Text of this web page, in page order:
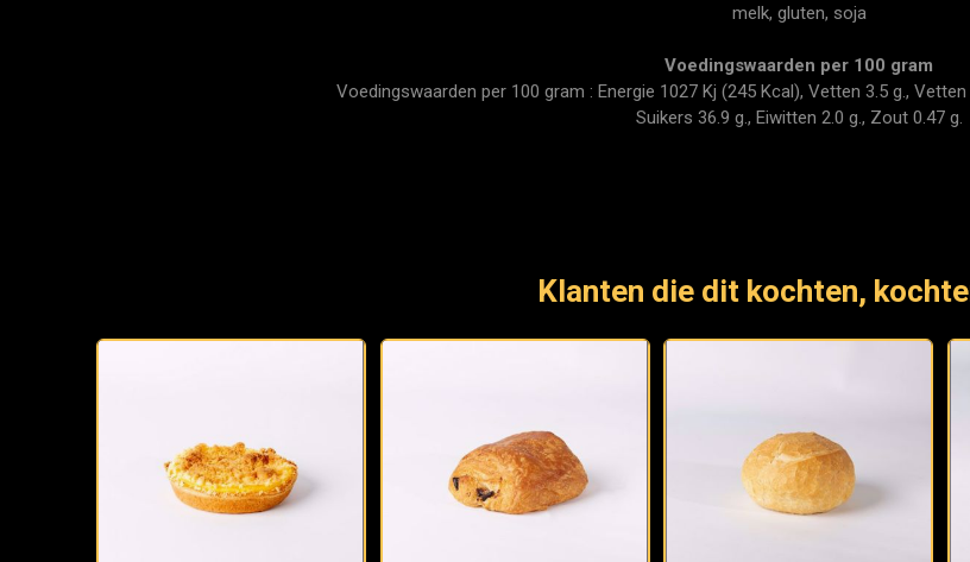
melk, gluten, soja
Voedingswaarden per 100 gram
Voedingswaarden per 100 gram : Energie 1027 Kj (245 Kcal), Vetten 3.5 g.,
Suikers 36.9 g., Eiwitten 2.0 g., Zout 0.47 g.
Klanten die dit kochten,